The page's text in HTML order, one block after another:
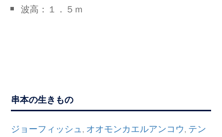
波高：１．５ｍ
串本の生きもの
ジョーフィッシュ , オオモンカエルアンコウ, テン